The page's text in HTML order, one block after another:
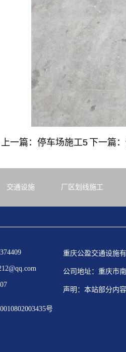
上一篇：停车场施工5 下一篇
交通设施 厂区划线施工
重庆公盈交通设施
公司地址：重庆市
声明：本站部分内
号